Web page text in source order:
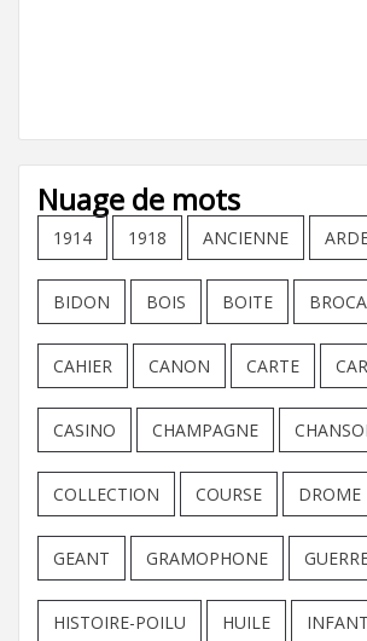
Nuage de mots
1914 1918 ANCIENNE
BIDON BOIS BOITE
CAHIER CANON CARTE
CASINO CHAMPAGNE
COLLECTION COURSE DROME
GEANT GRAMOPHONE
HISTOIRE-POILU HUILE